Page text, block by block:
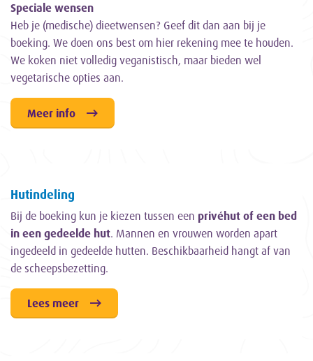
Speciale wensen
Heb je (medische) dieetwensen? Geef dit dan aan bij je
boeking. We doen ons best om hier rekening mee te houden.
We koken niet volledig veganistisch, maar bieden wel
vegetarische opties aan.
Meer info
Hutindeling
Bij de boeking kun je kiezen tussen een privéhut of een bed
in een gedeelde hut. Mannen en vrouwen worden apart
ingedeeld in gedeelde hutten. Beschikbaarheid hangt af van
de scheepsbezetting.
Lees meer